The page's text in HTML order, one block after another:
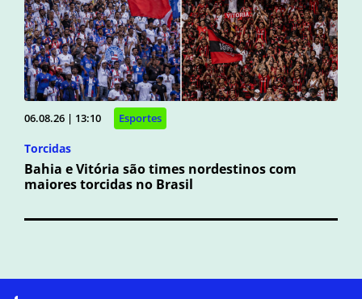
06.08.26 | 13:10 Esportes
Torcidas
Bahia e Vitória são times nordestinos com
maiores torcidas no Brasil